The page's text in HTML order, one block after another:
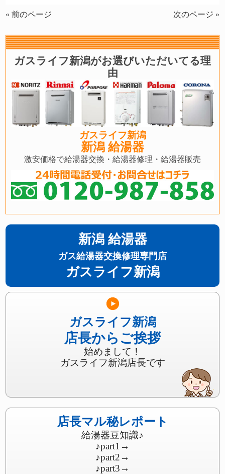
« 前のページ 次のページ »
ガスライフ新潟がお選びいただいてる理
由
ガスライフ新潟
新潟 給湯器
激安価格で給湯器交換・給湯器修理・給湯器販売
新潟 給湯器
ガス給湯器交換修理専門店
ガスライフ新潟
ガスライフ新潟
店長からご挨拶
始めまして！
ガスライフ新潟店長です
店長マル秘レポート
給湯器豆知識♪
♪part1→
♪part2→
♪part3→